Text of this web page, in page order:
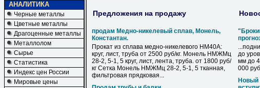
АНАЛИТИКА
Черные металлы
Цветные металлы
Драгоценные металлы
Металлолом
Сырье
Статистика
Индекс цен России
Мировые цены
Предложения на продажу
продам Медно-никелевый сплав, Монель,
Константан.
Прокат из сплава медно-никелевого НМ40А:
круг, лист, труба от 2500 руб/кг. Монель НМЖМц
28-2, 5-1, 5 круг, лист, лента, труба. от 1800 руб/
кг Сетка Монель НМЖМц 28-2, 5-1, 5 тканная,
фильтровая прядковая...
до
мм до
000
Новый